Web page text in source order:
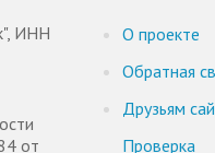
ИНН
от
О проекте
Обратная
Друзьям
Проверка